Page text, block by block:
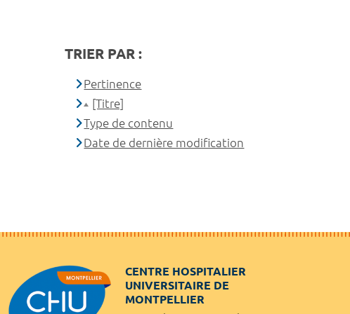
TRIER PAR :
Pertinence
[Titre]
Type de contenu
Date de dernière modification
CENTRE HOSPITALIER
UNIVERSITAIRE DE
MONTPELLIER